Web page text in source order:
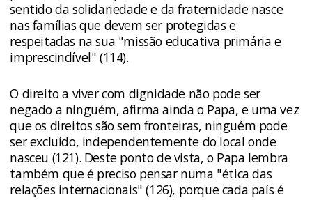
sentido da solidariedade e da fraternidade nasce
nas famílias que devem ser protegidas e
respeitadas na sua "missão educativa primária e
imprescindível" (114).
O direito a viver com dignidade não pode ser
negado a ninguém, afirma ainda o Papa, e uma vez
que os direitos são sem fronteiras, ninguém pode
ser excluído, independentemente do local onde
nasceu (121). Deste ponto de vista, o Papa lembra
também que é preciso pensar numa "ética das
relações internacionais" (126), porque cada país é